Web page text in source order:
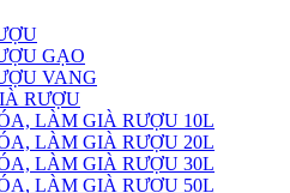
GẠO
VANG
RƯỢU
LÀM GIÀ RƯỢU 10L
LÀM GIÀ RƯỢU 20L
LÀM GIÀ RƯỢU 30L
LÀM GIÀ RƯỢU 50L